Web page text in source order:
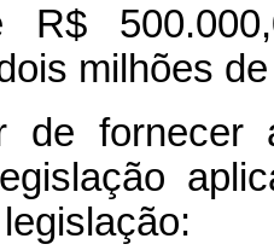
milhões
de fornecer